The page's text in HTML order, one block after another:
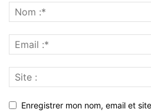
Enregistrer mon nom, email et